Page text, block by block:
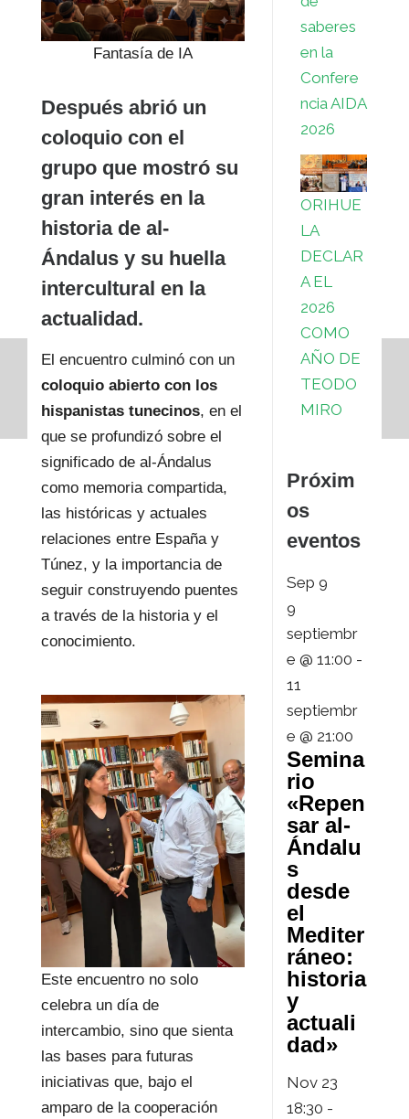
Fantasía de IA
Después abrió un
coloquio con el
grupo que mostró su
gran interés en la
historia de al-
Ándalus y su huella
intercultural en la
actualidad.
El encuentro culminó con un
coloquio abierto con los
hispanistas tunecinos, en el
que se profundizó sobre el
significado de al-Ándalus
como memoria compartida,
las históricas y actuales
relaciones entre España y
Túnez, y la importancia de
seguir construyendo puentes
a través de la historia y el
conocimiento.
Este encuentro no solo
celebra un día de
intercambio, sino que sienta
las bases para futuras
iniciativas que, bajo el
amparo de la cooperación
saberes
en la
Confere
ncia AIDA
2026
ORIHUE
LA
DECLAR
A EL
2026
COMO
AÑO DE
TEODO
MIRO
Próxim
os
eventos
Sep9
9
septiembr
e @ 11:00 -
11
septiembr
e @ 21:00
Semina
rio
«Repen
sar al-
Ándalu
s
desde
el
Mediter
ráneo:
historia
y
actuali
dad»
Nov 23
18:30 -